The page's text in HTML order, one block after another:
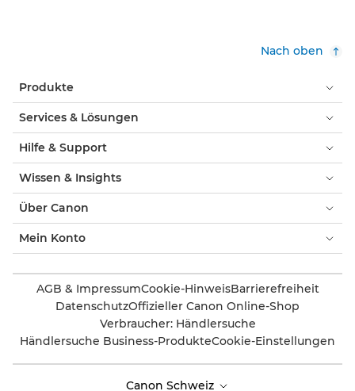
Nach oben
Produkte
Services & Lösungen
Hilfe & Support
Wissen & Insights
Über Canon
Mein Konto
AGB & ImpressumCookie-HinweisBarrierefreiheit
DatenschutzOffizieller Canon Online-Shop
Verbraucher: Händlersuche
Händlersuche Business-ProdukteCookie-Einstellungen
Canon Schweiz